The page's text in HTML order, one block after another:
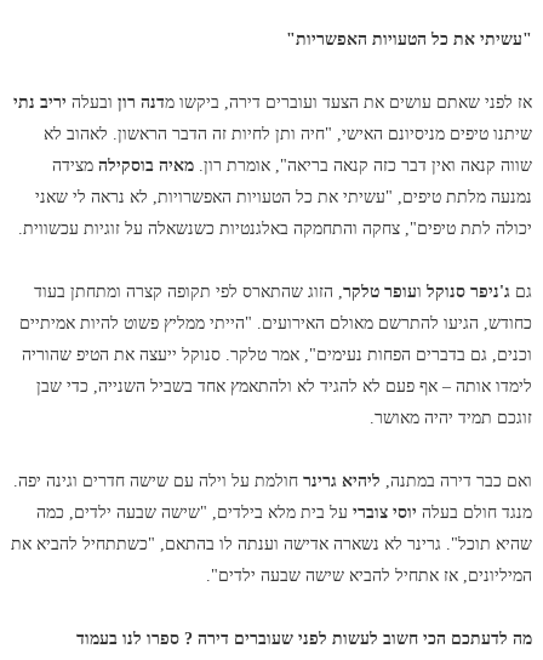
"עשיתי את כל הטעויות האפשריות"
אז לפני שאתם עושים את הצעד ועוברים דירה, ביקשו מדנה רוןובעלה יריב נתי
שיתנו טיפים מניסיונם האישי, "חיה ותן לחיות זה הדבר הראשון. לאהוב לא
שווה קנאה ואין דבר כזה קנאה בריאה", אומרת רון. מאיה בוסקילהמצידה
נמנעה מלתת טיפים, "עשיתי את כל הטעויות האפשרויות, לא נראה לי שאני
יכולה לתת טיפים", צחקה והתחמקה באלגנטיות כשנשאלה על זוגיות עכשווית.
גם ג'ניפר סנוקלועופר טלקר, הזוג שהתארס לפי תקופה קצרה ומתחתן בעוד
כחודש, הגיעו להתרשם מאולם האירועים. "הייתי ממליץ פשוט להיות אמיתיים
וכנים, גם בדברים הפחות נעימים", אמר טלקר. סנוקל ייעצה את הטיפ שהוריה
לימדו אותה – אף פעם לא להגיד לא ולהתאמץ אחד בשביל השנייה, כדי שבן
זוגכם תמיד יהיה מאושר.
ואם כבר דירה במתנה, ליהיא גרינרחולמת על וילה עם שישה חדרים וגינה יפה.
מנגד חולם בעלה יוסי צובריעל בית מלא בילדים, "שישה שבעה ילדים, כמה
שהיא תוכל". גרינר לא נשארה אדישה וענתה לו בהתאם, "כשתתחיל להביא את
המיליונים, אז אתחיל להביא שישה שבעה ילדים".
מה לדעתכם הכי חשוב לעשות לפני שעוברים דירה ? ספרו לנו בעמוד